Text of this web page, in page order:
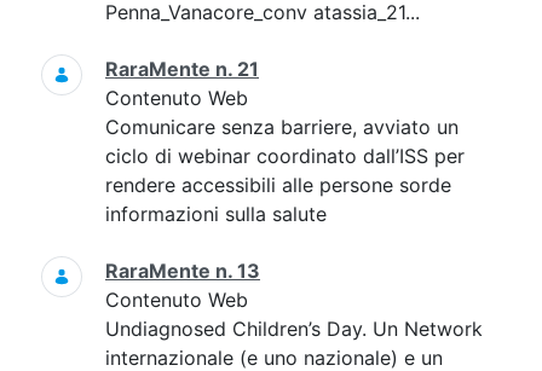
Penna_Vanacore_conv atassia_21...
RaraMente n. 21
Contenuto Web
Comunicare senza barriere, avviato un
ciclo di webinar coordinato dall’ISS per
rendere accessibili alle persone sorde
informazioni sulla salute
RaraMente n. 13
Contenuto Web
Undiagnosed Children’s Day. Un Network
internazionale (e uno nazionale) e un